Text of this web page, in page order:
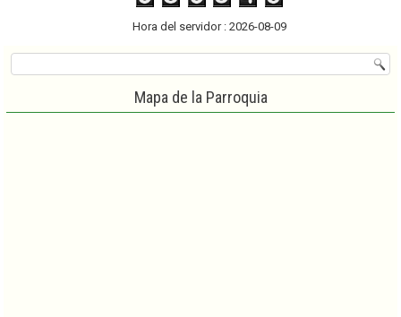
Hora del servidor : 2026-08-09
Mapa de la Parroquia